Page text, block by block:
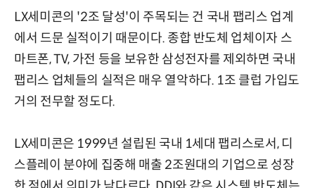
LX세미콘의 '2조 달성'이 주목되는 건 국내 팹리스 업계
에서 드문 실적이기 때문이다. 종합 반도체 업체이자 스
마트폰, TV, 가전 등을 보유한 삼성전자를 제외하면 국내
팹리스 업체들의 실적은 매우 열악하다. 1조 클럽 가입도
거의 전무할 정도다.
LX세미콘은 1999년 설립된 국내 1세대 팹리스로서, 디
스플레이 분야에 집중해 매출 2조원대의 기업으로 성장